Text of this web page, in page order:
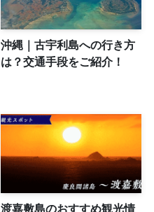
沖縄｜古宇利島への行き方
は？交通手段をご紹介！
渡嘉敷島のおすすめ観光情